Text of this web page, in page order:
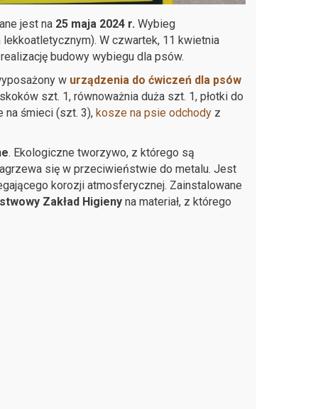
jest na25 maja 2024 r. Wybieg
W czwartek, 11 kwietnia
budowy wybiegu dla psów.
w urządzenia do ćwiczeń dla psów
szt. 1, równoważnia duża szt. 1, płotki do
na śmieci (szt. 3), kosze na psie odchodyz
. Ekologiczne tworzywo, z którego są
się w przeciwieństwie do metalu. Jest
korozji atmosferycznej. Zainstalowane
Zakład Higienyna materiał, z którego